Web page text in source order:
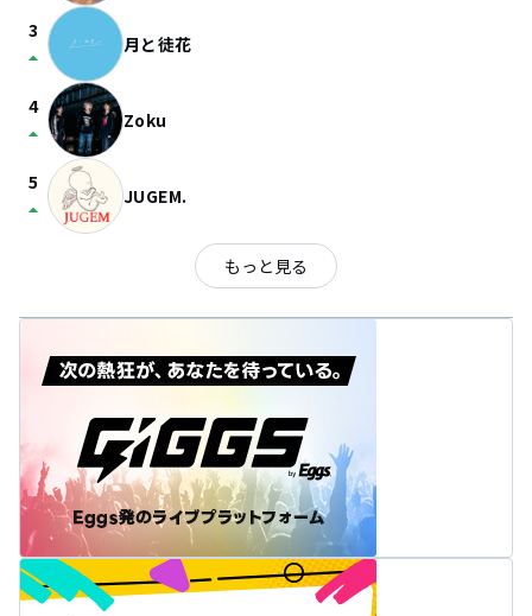
3
arrow_drop_up 月と徒花
4
arrow_drop_up Zoku
5
arrow_drop_up JUGEM.
もっと見る